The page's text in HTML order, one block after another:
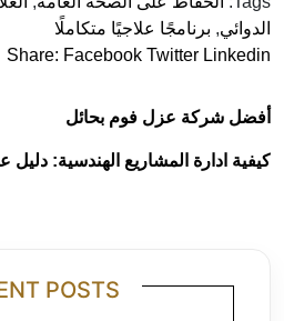
الدوائي, برنامجًا علاجيًا متكاملًا
Share: Facebook Twitter Linkedin
أفضل شركة عزل فوم بحائل
POSTS